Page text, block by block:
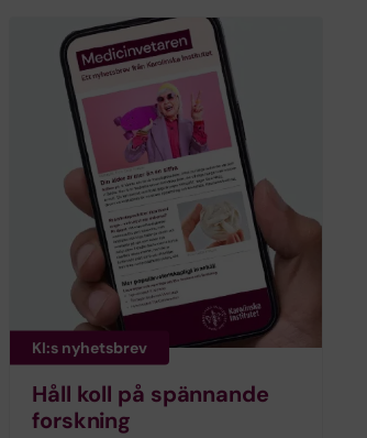
KI:s nyhetsbrev
Håll koll på spännande
forskning